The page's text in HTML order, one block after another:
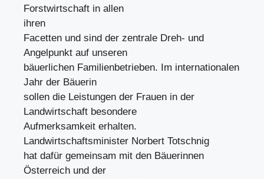
Forstwirtschaft in allen
ihren
Facetten und sind der zentrale Dreh- und
Angelpunkt auf unseren
bäuerlichen Familienbetrieben. Im internationalen
Jahr der Bäuerin
sollen die Leistungen der Frauen in der
Landwirtschaft besondere
Aufmerksamkeit erhalten.
Landwirtschaftsminister Norbert Totschnig
hat dafür gemeinsam mit den Bäuerinnen
Österreich und der